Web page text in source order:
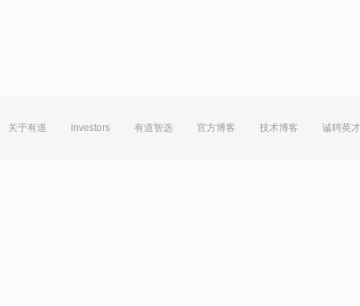
关于有道 Investors 有道智选 官方博客 技术博客 诚聘英才